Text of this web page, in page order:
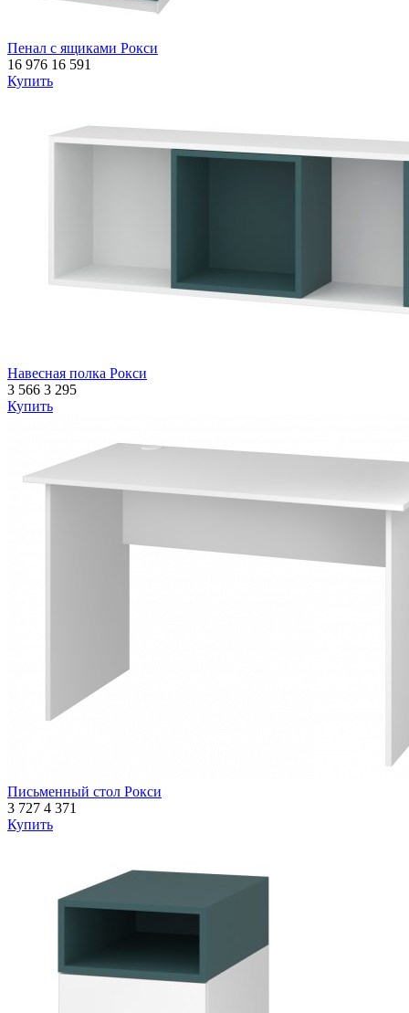
Пенал с ящиками Рокси
16 976 16 591
Купить
Навесная полка Рокси
3 566 3 295
Купить
Письменный стол Рокси
3 727 4 371
Купить